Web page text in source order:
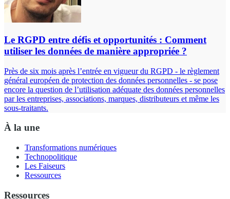
Le RGPD entre défis et opportunités : Comment
utiliser les données de manière appropriée ?
Près de six mois après l’entrée en vigueur du RGPD - le règlement
général européen de protection des données personnelles - se pose
encore la question de l’utilisation adéquate des données personnelles
par les entreprises, associations, marques, distributeurs et même les
sous-traitants.
À la une
Transformations numériques
Technopolitique
Les Faiseurs
Ressources
Ressources